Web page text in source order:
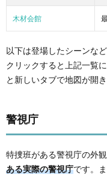
木材会館
以下は登場したシーンな
クリックすると上記一覧
と新しいタブで地図が開き
警視庁
特捜班がある警視庁の外
ある実際の警視庁です。